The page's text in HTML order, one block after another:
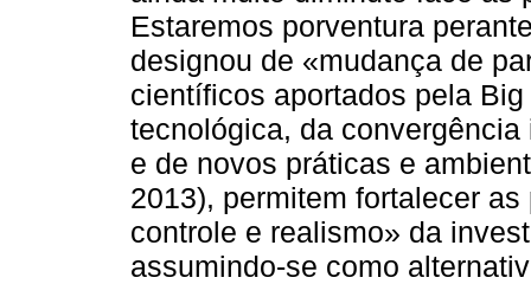
Estaremos porventura
designou de «mudança de
científicos aportados pela
tecnológica, da
e de novos práticas e
2013), permitem fortalecer
controle e realismo» da
assumindo-se como